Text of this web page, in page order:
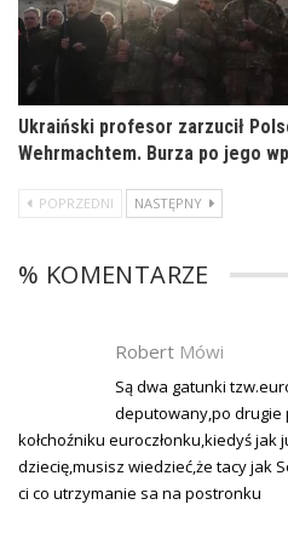
Ukraiński profesor zarzucił
Wehrmachtem. Burza po jego
POPRZEDNI NASTĘPNY
% KOMENTARZE
Robert Mówi
Są dwa gatunki
deputowany,po drugie
kołchoźniku euroczłonku,kiedyś jak
dziecię,musisz wiedzieć,że tacy jak
ci co utrzymanie sa na postronku